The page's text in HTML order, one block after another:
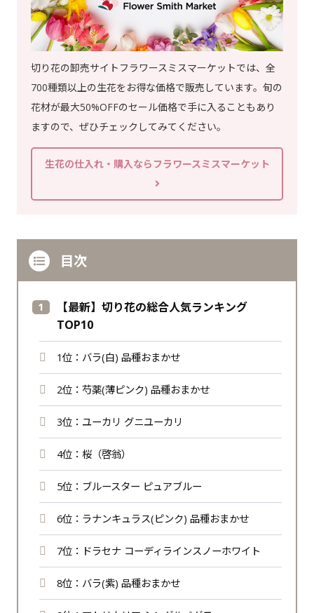
切り花の卸売サイトフラワースミスマーケットでは、全
700種類以上の生花をお得な価格で販売しています。旬の
花材が最大50%OFFのセール価格で手に入ることもあり
ますので、ぜひチェックしてみてください。
生花の仕入れ・購入ならフラワースミスマーケット
目次
【最新】切り花の総合人気ランキング
TOP10
1位：バラ(白) 品種おまかせ
2位：芍薬(薄ピンク) 品種おまかせ
3位：ユーカリ グニユーカリ
4位：桜（啓翁）
5位：ブルースター ピュアブルー
6位：ラナンキュラス(ピンク) 品種おまかせ
7位：ドラセナ コーディラインスノーホワイト
8位：バラ(紫) 品種おまかせ